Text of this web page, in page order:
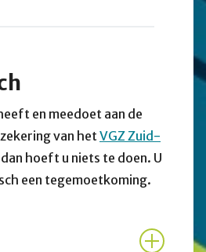
en meedoet aan de
van het VGZ Zuid-
hoeft u niets te doen. U
een tegemoetkoming.